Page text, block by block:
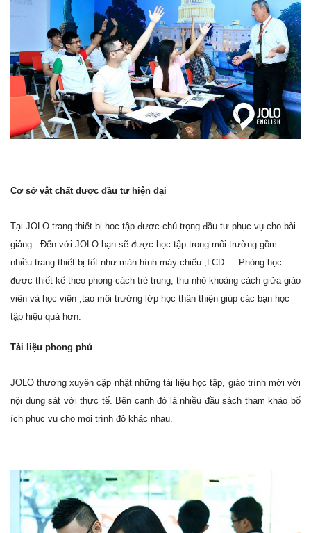
Cơ sở vật chất được đầu tư hiện đại
Tại JOLO trang thiết bị học tập được chú trọng đầu tư phục vụ cho bài
giảng . Đến với JOLO bạn sẽ được học tập trong môi trường gồm
nhiều trang thiết bị tốt như màn hình máy chiếu ,LCD … Phòng học
được thiết kế theo phong cách trẻ trung, thu nhỏ khoảng cách giữa giáo
viên và học viên ,tạo môi trường lớp học thân thiện giúp các bạn học
tập hiệu quả hơn.
Tài liệu phong phú
JOLO thường xuyên cập nhật những tài liệu học tập, giáo trình mới với
nội dung sát với thực tế. Bên cạnh đó là nhiều đầu sách tham khảo bổ
ích phục vụ cho mọi trình độ khác nhau.